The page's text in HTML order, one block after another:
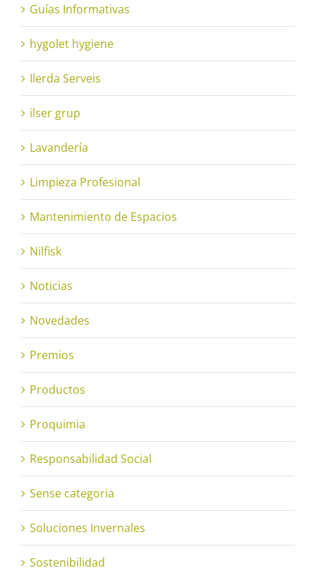
Guías Informativas
hygolet hygiene
Ilerda Serveis
ilser grup
Lavandería
Limpieza Profesional
Mantenimiento de Espacios
Nilfisk
Noticias
Novedades
Premios
Productos
Proquimia
Responsabilidad Social
Sense categoria
Soluciones Invernales
Sostenibilidad